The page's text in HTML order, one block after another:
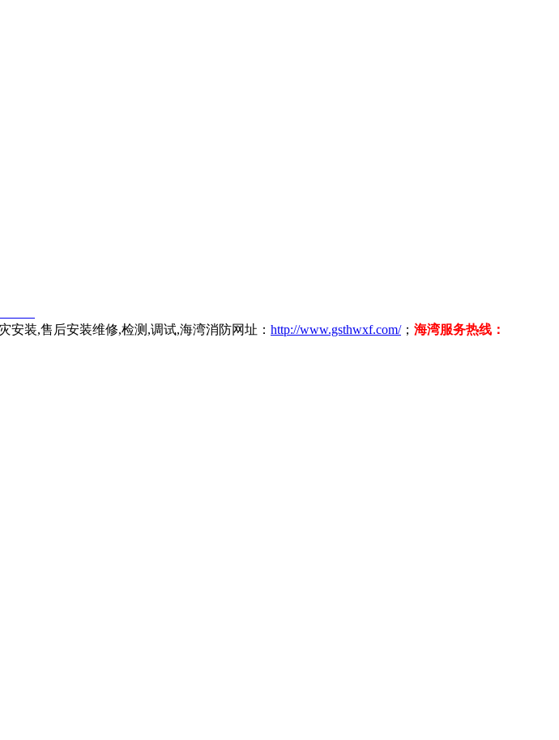
装,售后安装维修,检测,调试,海湾消防网址： http://www.gsthwxf.com/； 海湾服务热线：